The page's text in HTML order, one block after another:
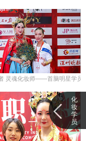
十九）
灵魂化妆师——首脑明星学员
化
妆
学
员